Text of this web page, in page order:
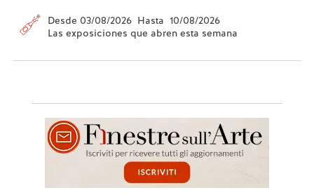
Desde 03/08/2026 Hasta 10/08/2026
Las exposiciones que abren esta semana